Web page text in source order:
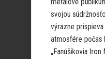
svojou
výrazne
atmosfére počas
„Fanúšikovia